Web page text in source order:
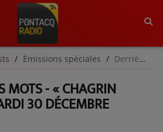
Émissions spéciales Derrière Leurs Mots - « CHAGRIN D'AMOUR » - Mardi 30 décembre 2025
MOTS - « CHAGRIN
30 DÉCEMBRE